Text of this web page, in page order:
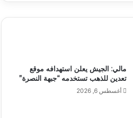
مالي: الجيش يعلن استهدافه موقع
تعدين للذهب تستخدمه “جبهة النصرة”
أغسطس 6, 2026